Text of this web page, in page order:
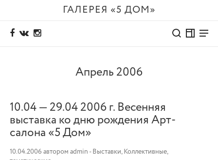
ГАЛЕРЕЯ «5 ДОМ»
Апрель 2006
10.04 — 29.04 2006 г. Весенняя
выставка ко дню рождения Арт-
салона «5 Дом»
10.04.2006 автором admin -Выставки,Коллективные,